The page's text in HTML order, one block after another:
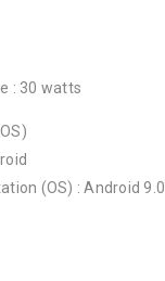
: 30 watts
(OS) : Android 9.0